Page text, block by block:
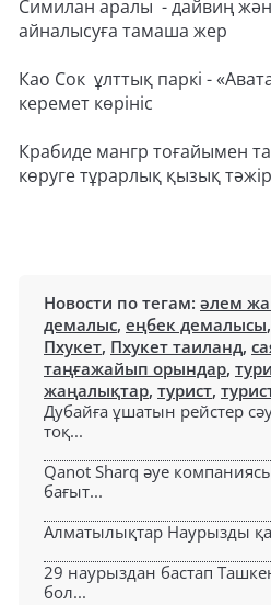
Симилан аралы - дайвиң
айналысуға тамаша жер
Као Сок ұлттық паркі -
керемет көрініс
Крабиде мангр тоғайымен
көруге тұрарлық қызық
Новости по тегам: әлем
демалыс, еңбек демалысы,
Пхукет, Пхукет таиланд,
таңғажайып орындар,
жаңалықтар, турист,
Дубайға ұшатын рейстер
тоқ...
Qanot Sharq әуе
бағыт...
Алматылықтар Наурызды
29 наурыздан бастап
бол...